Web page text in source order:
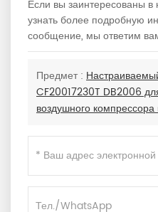
Если вы заинтересованы в
узнать более подробную
сообщение, мы ответим
Предмет :
CF20017230T DB2006
воздушного компрессора